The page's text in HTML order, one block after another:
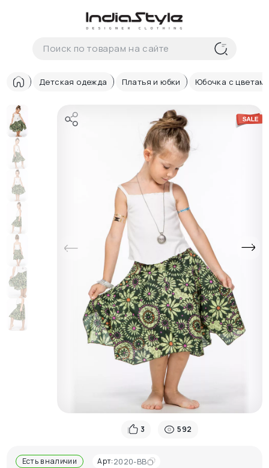
Корзина
В корзиненеттоваров
Корзина покупок пуста..
Детская одежда Платья и юбки Юбочка с
3 592
Есть в наличии Арт:2020-BB